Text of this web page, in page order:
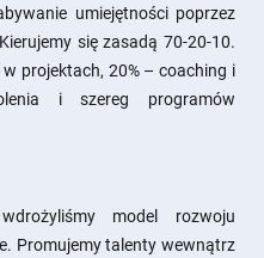
umiejętności poprzez
się zasadą 70-20-10.
projektach, 20% – coaching i
i szereg programów
model rozwoju
Promujemy talenty wewnątrz